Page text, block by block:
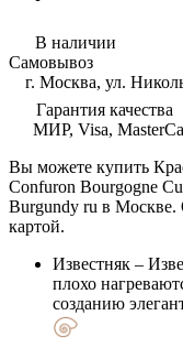
В наличии
Самовывоз
г. Москва, ул.
Гарантия качества
МИР, Visa,
Вы можете купить
Confuron Bourgogne
Burgundy ru в Москве.
картой.
Известняк –
плохо
созданию